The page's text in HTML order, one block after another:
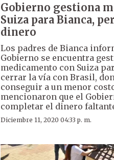
Gobierno gestiona
Suiza para Bianca,
dinero
Los padres de Bianca
Gobierno se encuentra
medicamento con Suiza
cerrar la vía con Brasil,
conseguir a un menor
mencionaron que el
completar el dinero
Diciembre 11, 2020 04:33 p. m.